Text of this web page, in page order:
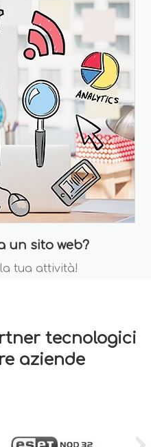
un sito web?
tua attività!
tecnologici
aziende